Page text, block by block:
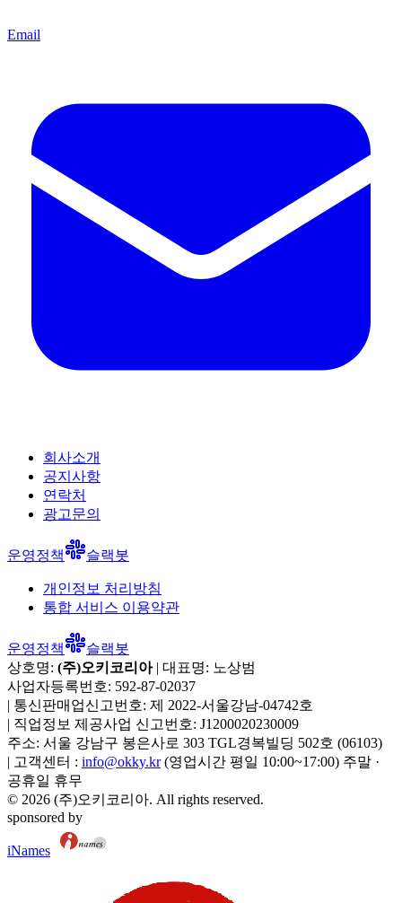
Email
회사소개
공지사항
연락처
광고문의
운영정책 슬랙봇
개인정보 처리방침
통합 서비스 이용약관
운영정책
슬랙봇
상호명: (주)오키코리아| 대표명: 노상범
사업자등록번호: 592-87-02037
| 통신판매업신고번호: 제 2022-서울강남-04742호
| 직업정보 제공사업 신고번호: J1200020230009
주소: 서울 강남구 봉은사로 303 TGL경복빌딩 502호 (06103)
| 고객센터 : info@okky.kr (영업시간 평일 10:00~17:00) 주말 ·
공휴일 휴무
© 2026 (주)오키코리아. All rights reserved.
sponsored by
iNames